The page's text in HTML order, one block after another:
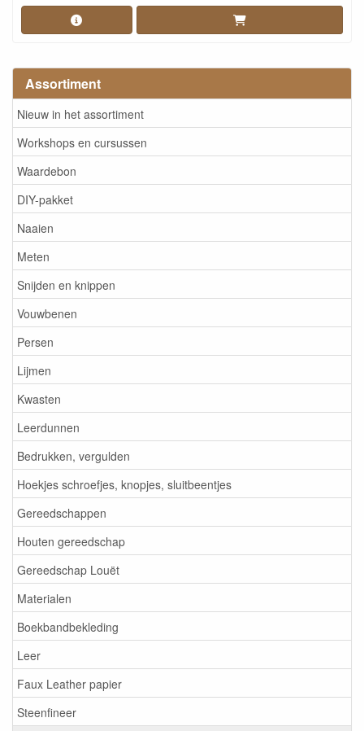
Assortiment
Nieuw in het assortiment
Workshops en cursussen
Waardebon
DIY-pakket
Naaien
Meten
Snijden en knippen
Vouwbenen
Persen
Lijmen
Kwasten
Leerdunnen
Bedrukken, vergulden
Hoekjes schroefjes, knopjes, sluitbeentjes
Gereedschappen
Houten gereedschap
Gereedschap Louët
Materialen
Boekbandbekleding
Leer
Faux Leather papier
Steenfineer